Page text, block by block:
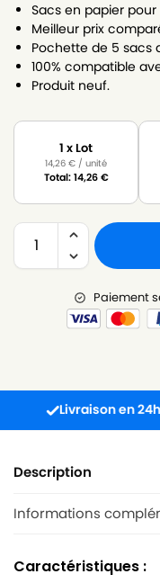
Sacs en papier pour
Meilleur prix
Pochette de 5 sacs
100% compatible
Produit neuf.
1 x Lot
14,26€ / unité
Total:14,26€
Paiement
Livraison en 24h à
Description
Informations
Caractéristiques :